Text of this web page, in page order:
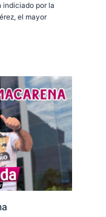
indiciado por la
el mayor